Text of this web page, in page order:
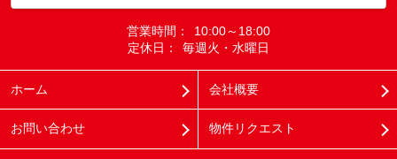
営業時間：
10:00～18:00
定休日：
毎週火・水曜日
ホーム 会社概要
お問い合わせ 物件リクエスト